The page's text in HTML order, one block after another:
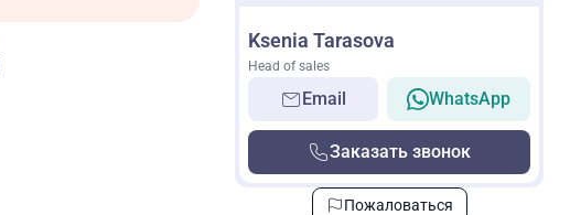
Ksenia Tarasova
Head of sales
Email WhatsApp
Заказать звонок
Пожаловаться